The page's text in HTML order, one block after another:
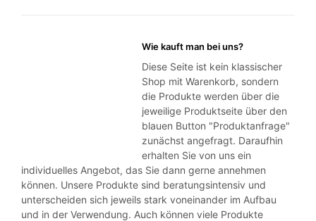
Wie kauft man bei uns?
Diese Seite ist kein klassischer
Shop mit Warenkorb, sondern
die Produkte werden über die
jeweilige Produktseite über den
blauen Button "Produktanfrage"
zunächst angefragt. Daraufhin
erhalten Sie von uns ein
individuelles Angebot, das Sie dann gerne annehmen
können. Unsere Produkte sind beratungsintensiv und
unterscheiden sich jeweils stark voneinander im Aufbau
und in der Verwendung. Auch können viele Produkte